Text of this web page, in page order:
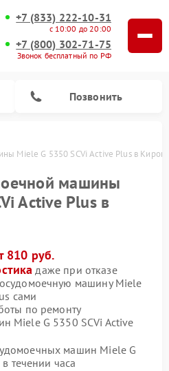
+7 (833) 222-10-31
с 10:00 до 20:00
+7 (800) 302-71-75
Звонок бесплатный по РФ
Позвонить
Miele G 5350 SCVi Active Plus в
машины
Active Plus в
810 руб.
даже при отказе
машину Miele
сами
по ремонту
Miele G 5350 SCVi Active
машин Miele G
течении часа